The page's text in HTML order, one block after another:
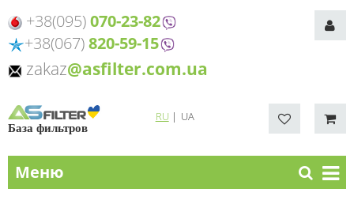
+38(095)070-23-82
+38(067)820-59-15
zakaz@asfilter.com.ua
База фильтров
RU| UA
Меню